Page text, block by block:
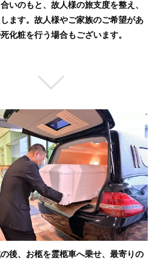
いのもと、故人様の旅支度を整え、
ます。故人様やご家族のご希望があ
化粧を行う場合もございます。
後、お柩を霊柩車へ乗せ、最寄りの